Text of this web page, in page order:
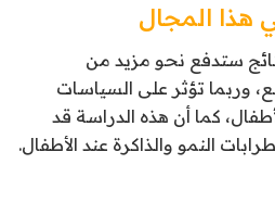
هذا المجال
ستدفع نحو مزيد من
وربما تؤثر على السياسات
كما أن هذه الدراسة قد
النمو والذاكرة عند الأطفال.